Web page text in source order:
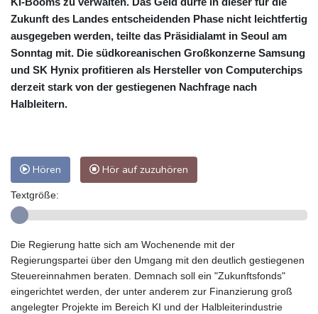
Zukunft des Landes entscheidenden Phase nicht leichtfertig
ausgegeben werden, teilte das Präsidialamt in Seoul am
Sonntag mit. Die südkoreanischen Großkonzerne Samsung
und SK Hynix profitieren als Hersteller von Computerchips
derzeit stark von der gestiegenen Nachfrage nach
Halbleitern.
Hören Hör auf zuzuhören
Textgröße:
Die Regierung hatte sich am Wochenende mit der
Regierungspartei über den Umgang mit den deutlich gestiegenen
Steuereinnahmen beraten. Demnach soll ein "Zukunftsfonds"
eingerichtet werden, der unter anderem zur Finanzierung groß
angelegter Projekte im Bereich KI und der Halbleiterindustrie